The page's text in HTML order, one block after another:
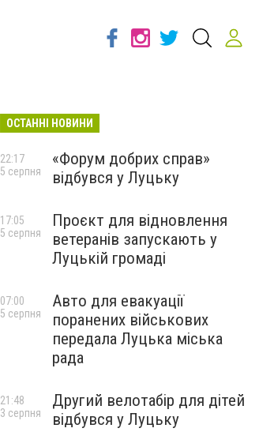
ОСТАННІ НОВИНИ
«Форум добрих справ»
відбувся у Луцьку
22:17
5 серпня
Проєкт для відновлення
ветеранів запускають у
Луцькій громаді
17:05
5 серпня
Авто для евакуації
поранених військових
передала Луцька міська
рада
07:00
5 серпня
Другий велотабір для дітей
відбувся у Луцьку
21:48
3 серпня